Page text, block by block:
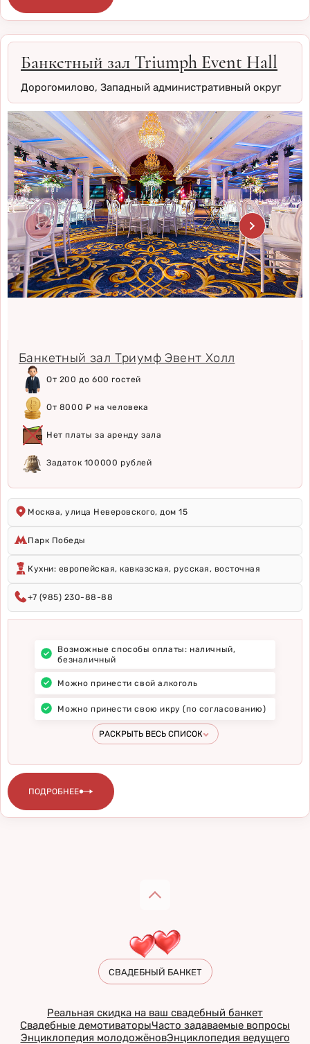
Банкетный зал Triumph Event Hall
Дорогомилово, Западный административный округ
Банкетный зал Триумф Эвент Холл
От 200 до 600 гостей
От 8000 ₽ на человека
Нет платы за аренду зала
Задаток 100000 рублей
Москва, улица Неверовского, дом 15
Парк Победы
Кухни: европейская, кавказская, русская, восточная
+7 (985) 230-88-88
Возможные способы оплаты: наличный,
безналичный
Можно принести свой алкоголь
Можно принести свою икру (по согласованию)
У заведения имеется велком-зона
В заведении уже проходили выездные
регистрации брака
Бесплатная парковка (до 60 машиномест)
Предоставляются услуги кейтеринга
РАСКРЫТЬ ВЕСЬ СПИСОК
ПОДРОБНЕЕ
СВАДЕБНЫЙ БАНКЕТ
Реальная скидка на ваш свадебный банкет
Свадебные демотиваторыЧасто задаваемые вопросы
Энциклопедия молодожёновЭнциклопедия ведущего